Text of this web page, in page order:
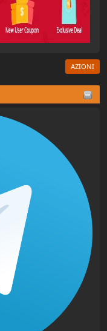
AZIONI